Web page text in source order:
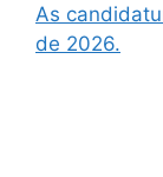
As
de 2026.